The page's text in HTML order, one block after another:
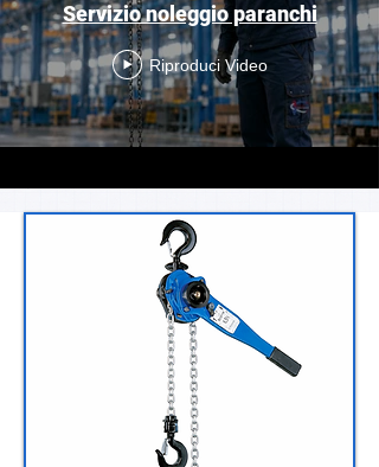
Servizio noleggio paranchi
Riproduci Video